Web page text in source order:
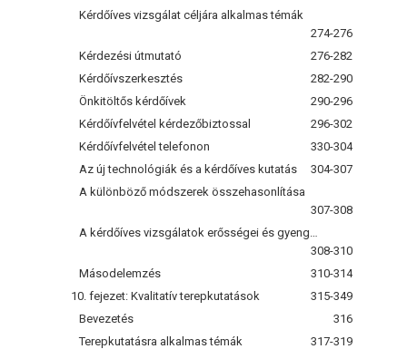
Kérdőíves vizsgálat céljára alkalmas témák
274-276
Kérdezési útmutató
276-282
Kérdőívszerkesztés
282-290
Önkitöltős kérdőívek
290-296
Kérdőívfelvétel kérdezőbiztossal
296-302
Kérdőívfelvétel telefonon
330-304
Az új technológiák és a kérdőíves kutatás
304-307
A különböző módszerek összehasonlítása
307-308
308-310
Másodelemzés
310-314
10. fejezet: Kvalitatív terepkutatások
315-349
Bevezetés
316
Terepkutatásra alkalmas témák
317-319